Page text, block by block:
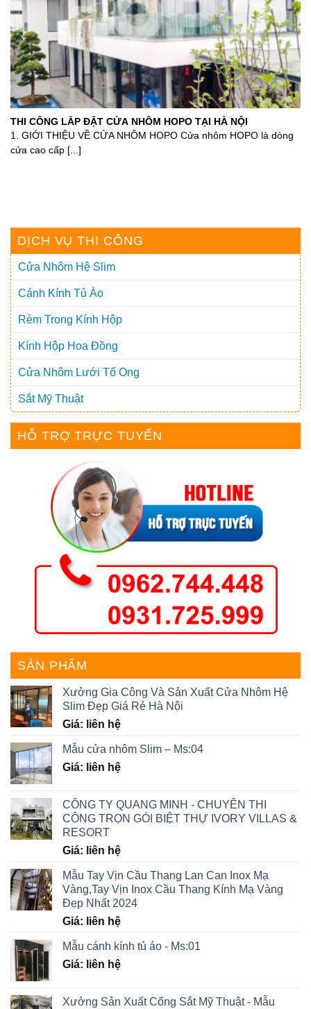
THI CÔNG LẮP ĐẶT CỬA NHÔM HOPO TẠI HÀ NỘI
1. GIỚI THIỆU VỀ CỬA NHÔM HOPO Cửa nhôm HOPO là dòng
cửa cao cấp [...]
DỊCH VỤ THI CÔNG
Cửa Nhôm Hệ Slim
Cánh Kính Tủ Áo
Rèm Trong Kính Hộp
Kính Hộp Hoa Đồng
Cửa Nhôm Lưới Tổ Ong
Sắt Mỹ Thuật
HỖ TRỢ TRỰC TUYẾN
SẢN PHẨM
Xưởng Gia Công Và Sản Xuất Cửa Nhôm Hệ
Slim Đẹp Giá Rẻ Hà Nội
Giá: liên hệ
Mẫu cửa nhôm Slim – Ms:04
Giá: liên hệ
CÔNG TY QUANG MINH - CHUYÊN THI
CÔNG TRỌN GÓI BIỆT THỰ IVORY VILLAS &
RESORT
Giá: liên hệ
Mẫu Tay Vịn Cầu Thang Lan Can Inox Mạ
Vàng,Tay Vịn Inox Cầu Thang Kính Mạ Vàng
Đẹp Nhất 2024
Giá: liên hệ
Mẫu cánh kính tủ áo - Ms:01
Giá: liên hệ
Xưởng Sản Xuất Cổng Sắt Mỹ Thuật - Mẫu